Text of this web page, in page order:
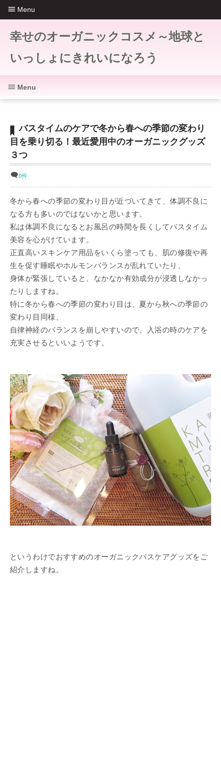
幸せのオーガニックコスメ～地球と
いっしょにきれいになろう
バスタイムのケアで冬から春への季節の変わり
目を乗り切る！最近愛用中のオーガニックグッズ
３つ
0件
冬から春への季節の変わり目が近づいてきて、体調不良に
なる方も多いのではないかと思います。
私は体調不良になるとお風呂の時間を長くしてバスタイム
美容を心がけています。
正直高いスキンケア用品をいくら塗っても、肌の修復や再
生を促す睡眠やホルモンバランスが乱れていたり、
身体が緊張していると、なかなか有効成分が浸透しなかっ
たりしますね。
特に冬から春への季節の変わり目は、夏から秋への季節の
変わり目同様、
自律神経のバランスを崩しやすいので、入浴の時のケアを
充実させるといいようです。
というわけでおすすめのオーガニックバスケアグッズをご
紹介しますね。
Menu
Menu